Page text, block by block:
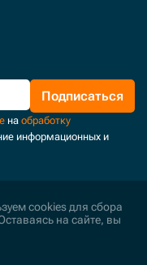
Подписаться
на обработку
информационных и
cookies для сбора
на сайте, вы